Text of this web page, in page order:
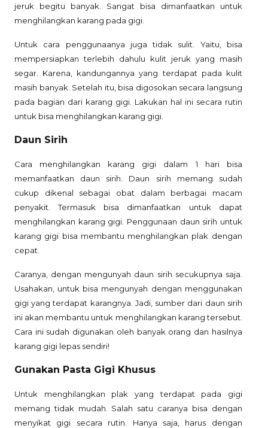
jeruk begitu banyak. Sangat bisa dimanfaatkan untuk
menghilangkan karang pada gigi.
Untuk cara penggunaanya juga tidak sulit. Yaitu, bisa
mempersiapkan terlebih dahulu kulit jeruk yang masih
segar. Karena, kandungannya yang terdapat pada kulit
masih banyak. Setelah itu, bisa digosokan secara langsung
pada bagian dari karang gigi. Lakukan hal ini secara rutin
untuk bisa menghilangkan karang gigi.
Daun Sirih
Cara menghilangkan karang gigi dalam 1 hari bisa
memanfaatkan daun sirih. Daun sirih memang sudah
cukup dikenal sebagai obat dalam berbagai macam
penyakit. Termasuk bisa dimanfaatkan untuk dapat
menghilangkan karang gigi. Penggunaan daun sirih untuk
karang gigi bisa membantu menghilangkan plak dengan
cepat.
Caranya, dengan mengunyah daun sirih secukupnya saja.
Usahakan, untuk bisa mengunyah dengan menggunakan
gigi yang terdapat karangnya. Jadi, sumber dari daun sirih
ini akan membantu untuk menghilangkan karang tersebut.
Cara ini sudah digunakan oleh banyak orang dan hasilnya
karang gigi lepas sendiri!
Gunakan Pasta Gigi Khusus
Untuk menghilangkan plak yang terdapat pada gigi
memang tidak mudah. Salah satu caranya bisa dengan
menyikat gigi secara rutin. Hanya saja, harus dengan